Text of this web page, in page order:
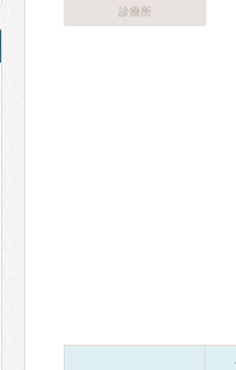
診療所